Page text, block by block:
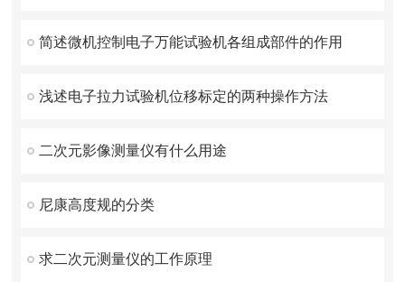
简述微机控制电子万能试验机各组成部件的作用
浅述电子拉力试验机位移标定的两种操作方法
二次元影像测量仪有什么用途
尼康高度规的分类
求二次元测量仪的工作原理